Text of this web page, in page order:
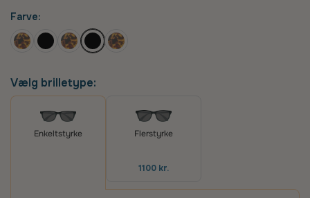
Farve:
Vælg brilletype:
Enkeltstyrke Flerstyrke
1100 kr.